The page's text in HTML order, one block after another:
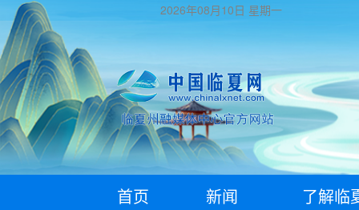
2026年08月10日 星期一
首页 新闻 了解临